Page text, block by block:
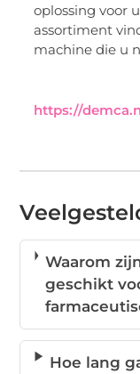
oplossing voor
assortiment
machine die u
https://
Waarom
geschikt
Hoe lang